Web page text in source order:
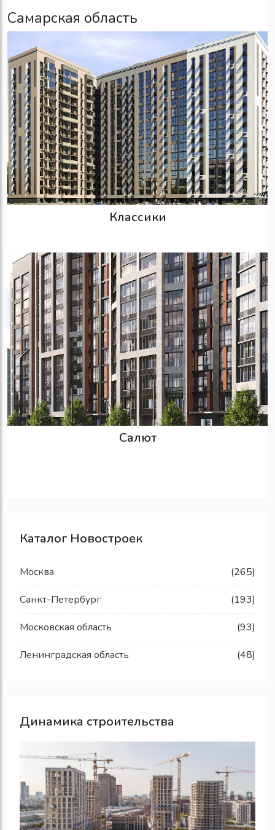
Самарская область
Классики
Салют
Каталог Новостроек
Москва (265)
Санкт-Петербург (193)
Московская область (93)
Ленинградская область (48)
Динамика строительства